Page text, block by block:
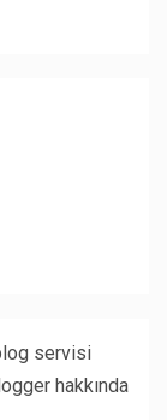
servisi
hakkında